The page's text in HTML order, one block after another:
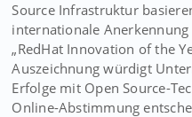
Source Infrastruktur
internationale
„RedHat Innovation of the
Auszeichnung würdigt
Erfolge mit Open Source-
Online-Abstimmung